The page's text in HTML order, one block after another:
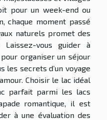
pour un week-end ou
chaque moment passé
naturels promet des
Laissez-vous guider à
organiser un séjour
les secrets d’un voyage
Choisir le lac idéal
parfait parmi les lacs
romantique, il est
à une évaluation des